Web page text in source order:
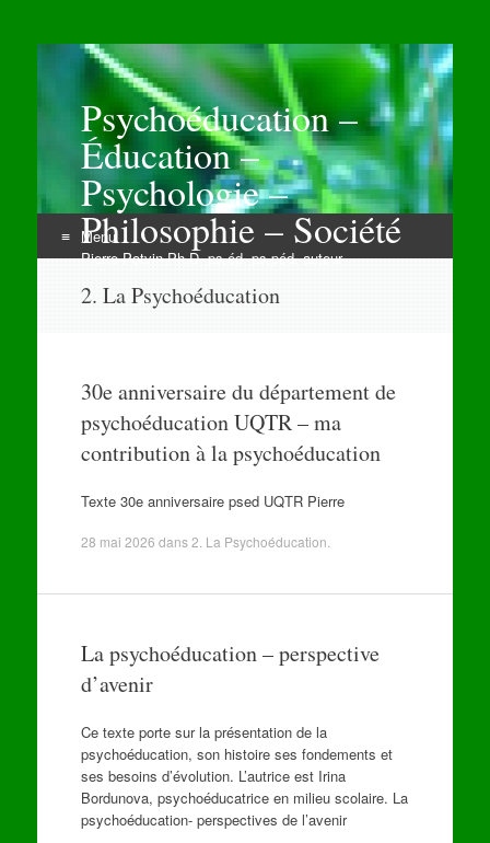
Psychoéducation –
Éducation –
Psychologie –
Philosophie – Société
Pierre Potvin Ph.D. ps.éd. ps.péd. auteur
Menu
2. La Psychoéducation
30e anniversaire du département de
psychoéducation UQTR – ma
contribution à la psychoéducation
Texte 30e anniversaire psed UQTR Pierre
28 mai 2026 dans2. La Psychoéducation
La psychoéducation – perspective
d’avenir
Ce texte porte sur la présentation de la
psychoéducation, son histoire ses fondements et
ses besoins d’évolution. L’autrice est Irina
Bordunova, psychoéducatrice en milieu scolaire. La
psychoéducation- perspectives de l’avenir